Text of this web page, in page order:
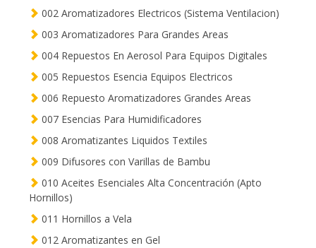
002 Aromatizadores Electricos (Sistema Ventilacion)
003 Aromatizadores Para Grandes Areas
004 Repuestos En Aerosol Para Equipos Digitales
005 Repuestos Esencia Equipos Electricos
006 Repuesto Aromatizadores Grandes Areas
007 Esencias Para Humidificadores
008 Aromatizantes Liquidos Textiles
009 Difusores con Varillas de Bambu
010 Aceites Esenciales Alta Concentración (Apto
Hornillos)
011 Hornillos a Vela
012 Aromatizantes en Gel